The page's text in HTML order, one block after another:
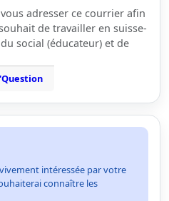
adresser ce courrier afin
de travailler en suisse-
social (éducateur) et de
intéressée par votre
connaître les